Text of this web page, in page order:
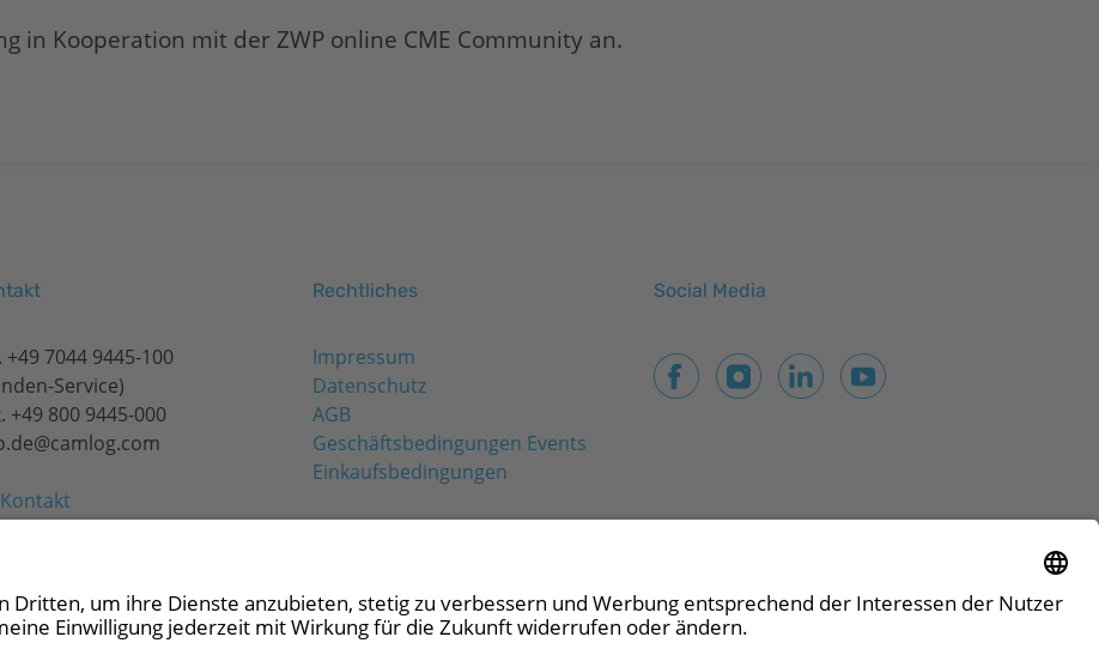
in Kooperation mit der ZWP online CME Community an.
+49 7044 9445-100
Service)
+49 800 9445-000
Kontakt
Rechtliches
Impressum
Datenschutz
AGB
Geschäftsbedingungen Events
Einkaufsbedingungen
Social Media